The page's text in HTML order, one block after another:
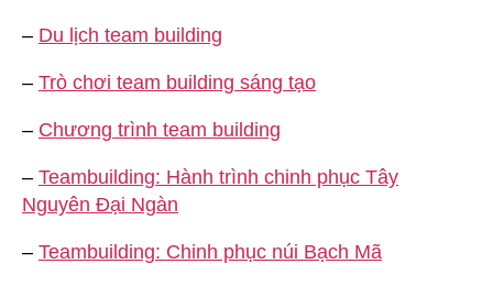
– Du lịch team building
– Trò chơi team building sáng tạo
– Chương trình team building
– Teambuilding: Hành trình chinh phục Tây
Nguyên Đại Ngàn
– Teambuilding: Chinh phục núi Bạch Mã